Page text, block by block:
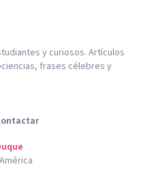
y curiosos. Artículos
frases célebres y